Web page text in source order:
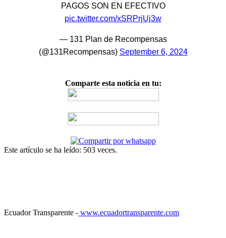
PAGOS SON EN EFECTIVO
pic.twitter.com/xSRPrjUj3w
— 131 Plan de Recompensas
(@131Recompensas) September 6, 2024
Comparte esta noticia en tu:
Este artículo se ha leído: 503 veces.
Ecuador Transparente - www.ecuadortransparente.com